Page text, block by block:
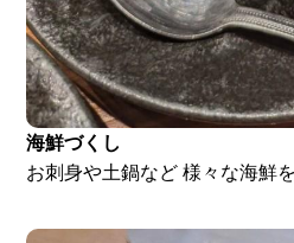
海鮮づくし
お刺身や土鍋など 様々な海鮮